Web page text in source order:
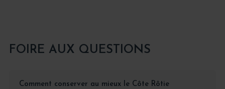
FOIRE AUX QUESTIONS
Comment conserver au mieux le Côte Rôtie